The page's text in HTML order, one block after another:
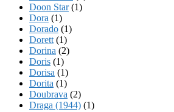
Doon Star(1)
Dora (1)
Dorado (1)
Dorett (1)
Dorina (2)
Doris (1)
Dorisa (1)
Dorita (1)
Doubrava (2)
Draga (1944) (1)